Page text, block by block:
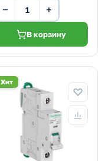
− +
В корзину
Хит